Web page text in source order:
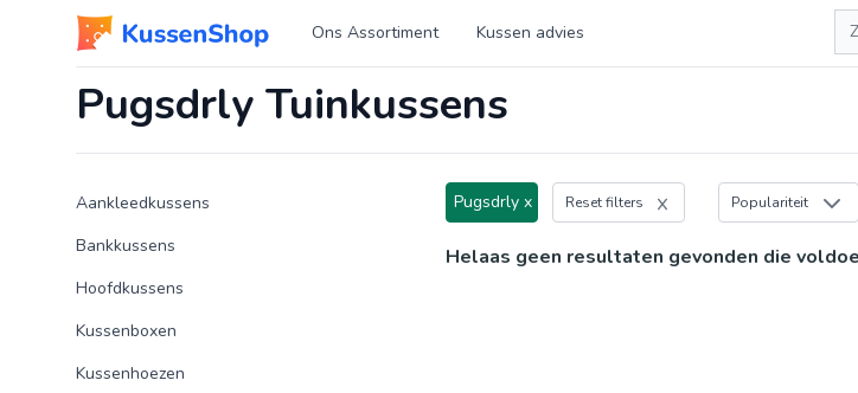
Logo www.kussenshop.nl Ons Assortiment Kussen advies
Pugsdrly Tuinkussens
Producten
Product categorieën
Aankleedkussens
Bankkussens
Hoofdkussens
Kussenboxen
Kussenhoezen
Pugsdrly x Reset filters Populariteit
Helaas geen resultaten gevonden die